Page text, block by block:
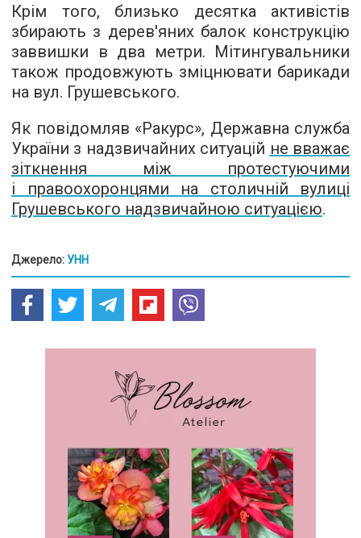
Крім того, близько десятка активістів
збирають з дерев'яних балок конструкцію
заввишки в два метри. Мітингувальники
також продовжують зміцнювати барикади
на вул. Грушевського.
Як повідомляв «Ракурс», Державна служба
України з надзвичайних ситуацій не вважає
зіткнення між протестуючими
і правоохоронцями на столичній вулиці
Грушевського надзвичайною ситуацією.
Джерело:УНН